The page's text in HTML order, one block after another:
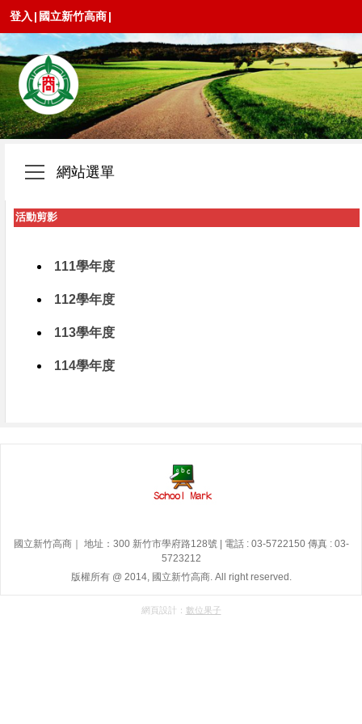
登入 | 國立新竹高商|
網站選單
活動剪影
111學年度
112學年度
113學年度
114學年度
國立新竹高商｜ 地址：300 新竹市學府路128號 | 電話 : 03-5722150 傳真 : 03-
5723212
版權所有 @ 2014, 國立新竹高商. All right reserved.
網頁設計： 數位果子